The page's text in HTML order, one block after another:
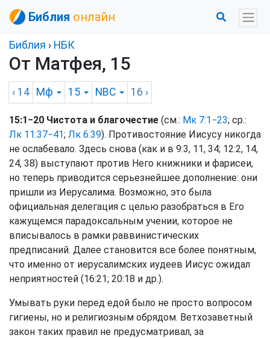
Библия онлайн
Библия › НБК
От Матфея, 15
‹ 14 Мф 15 NBC 16 ›
15:1−20 Чистота и благочестие (см.: Мк 7:1−23; ср.:
Лк 11:37−41; Лк 6:39). Противостояние Иисусу никогда
не ослабевало. Здесь снова (как и в 9:3, 11, 34; 12:2, 14,
24, 38) выступают против Него книжники и фарисеи,
но теперь приводится серьезнейшее дополнение: они
пришли из Иерусалима. Возможно, это была
официальная делегация с целью разобраться в Его
кажущемся парадоксальным учении, которое не
вписывалось в рамки раввинистических
предписаний. Далее становится все более понятным,
что именно от иерусалимских иудеев Иисус ожидал
неприятностей (16:21; 20:18 и др.).
Умывать руки перед едой было не просто вопросом
гигиены, но и религиозным обрядом. Ветхозаветный
закон таких правил не предусматривал, за